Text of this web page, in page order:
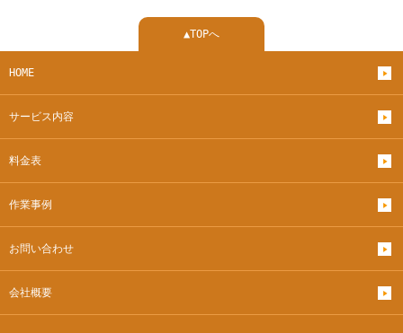
▲TOPへ
HOME
サービス内容
料金表
作業事例
お問い合わせ
会社概要